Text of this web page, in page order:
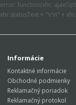
error: function(xhr,
xhr.statusText + "\r\n" +
Informácie
Kontaktné informácie
Obchodné podmienky
Reklamačný poriadok
Reklamačný protokol